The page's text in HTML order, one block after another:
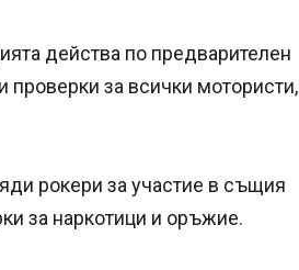
действа по предварителен
проверки за всички мотористи,
рокери за участие в същия
за наркотици и оръжие.